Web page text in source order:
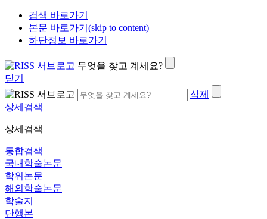
검색 바로가기
본문 바로가기(skip to content)
하단정보 바로가기
무엇을 찾고 계세요?
닫기
삭제
상세검색
상세검색
통합검색
국내학술논문
학위논문
해외학술논문
학술지
단행본